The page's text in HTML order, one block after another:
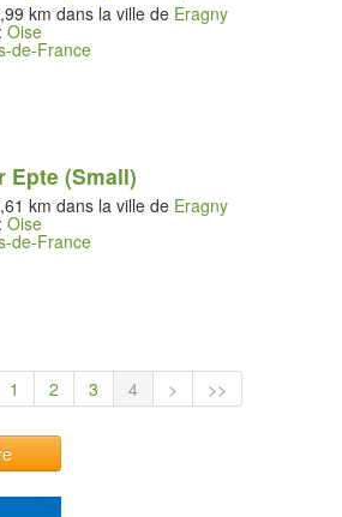
km dans la ville de Eragny
Oise
de-France
Epte (Small)
km dans la ville de Eragny
Oise
de-France
1 2 3 4 > >>